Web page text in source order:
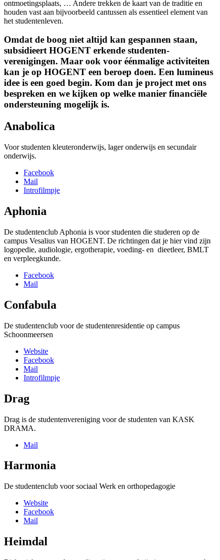
ontmoetingsplaats, … Andere trekken de kaart van de traditie en
houden vast aan bijvoorbeeld cantussen als essentieel element van
het studentenleven.
Omdat de boog niet altijd kan gespannen staan,
subsidieert HOGENT erkende studenten­
verenigingen. Maar ook voor éénmalige activiteiten
kan je op HOGENT een beroep doen. Een lumineus
idee is een goed begin. Kom dan je project met ons
bespreken en we kijken op welke manier financiële
ondersteuning mogelijk is.
Anabolica
Voor studenten kleuteronderwijs, lager onderwijs en secundair
onderwijs.
Facebook
Mail
Introfilmpje
Aphonia
De studentenclub Aphonia is voor studenten die studeren op de
campus Vesalius van HOGENT. De richtingen dat je hier vind zijn
logopedie, audiologie, ergotherapie, voeding- en dieetleer, BMLT
en verpleegkunde.
Facebook
Mail
Confabula
De studentenclub voor de studentenresidentie op campus
Schoonmeersen
Website
Facebook
Mail
Introfilmpje
Drag
Drag is de studentenvereniging voor de studenten van KASK
DRAMA.
Mail
Harmonia
De studentenclub voor sociaal Werk en orthopedagogie
Website
Facebook
Mail
Heimdal